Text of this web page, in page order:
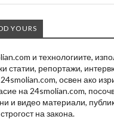
YOURS
и технологиите,
статии, репортажи,
освен ако
на 24smolian.com,
и видео материали,
на закона.